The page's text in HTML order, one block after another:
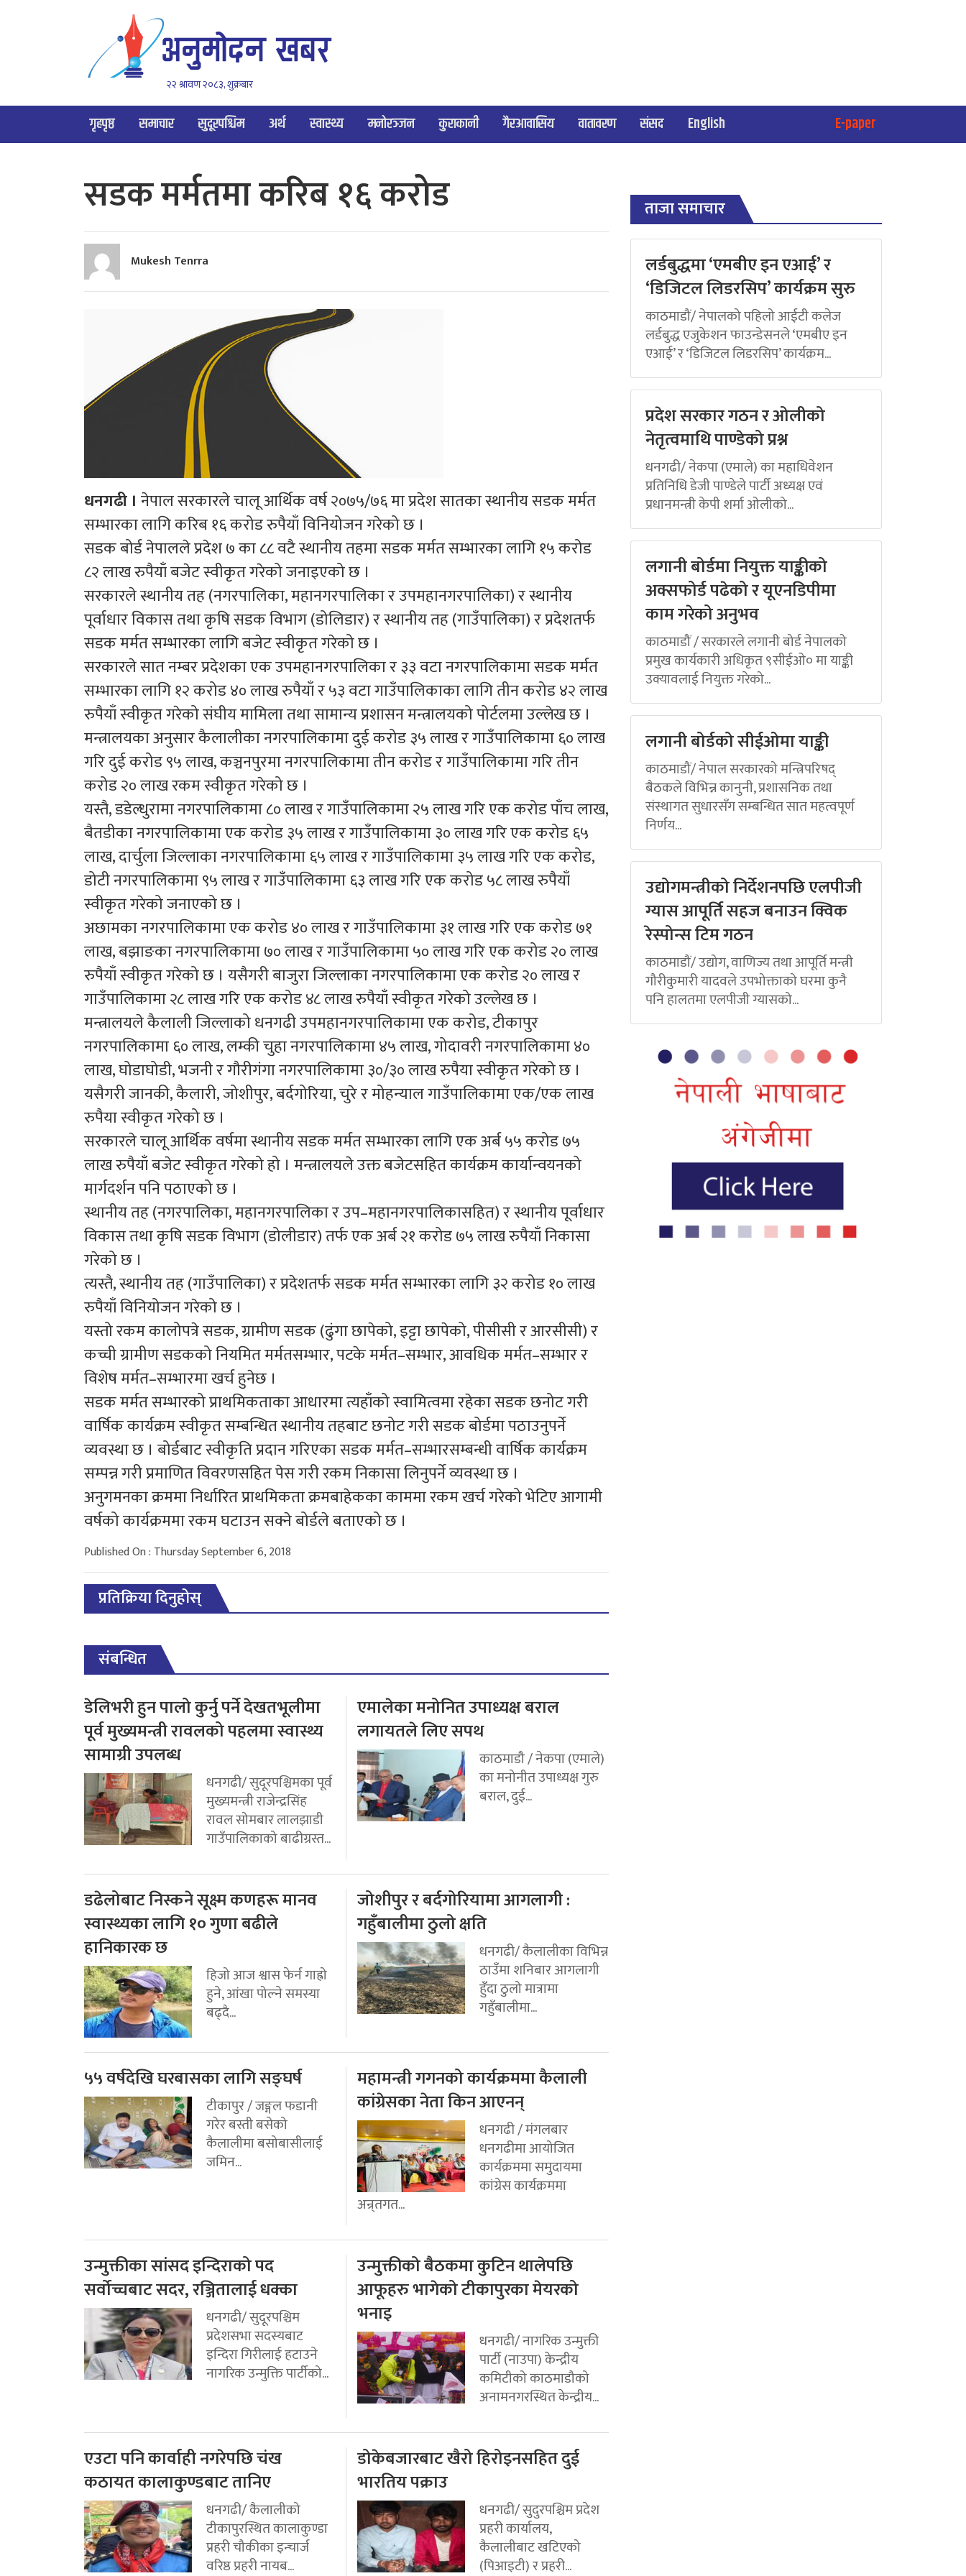
२२ श्रावण २०८३, शुक्रबार
गृहपृष्ठ समाचार सुदूरपश्चिम अर्थ स्वास्थ्य मनोरञ्जन कुराकानी गैरआवासिय वातावरण संसद English E-paper
सडक मर्मतमा करिब १६ करोड
Mukesh Tenrra
धनगढी । नेपाल सरकारले चालू आर्थिक वर्ष २०७५/७६ मा प्रदेश सातका स्थानीय सडक मर्मत
सम्भारका लागि करिब १६ करोड रुपैयाँ विनियोजन गरेको छ ।
सडक बोर्ड नेपालले प्रदेश ७ का ८८ वटै स्थानीय तहमा सडक मर्मत सम्भारका लागि १५ करोड
८२ लाख रुपैयाँ बजेट स्वीकृत गरेको जनाइएको छ ।
सरकारले स्थानीय तह (नगरपालिका, महानगरपालिका र उपमहानगरपालिका) र स्थानीय
पूर्वाधार विकास तथा कृषि सडक विभाग (डोलिडार) र स्थानीय तह (गाउँपालिका) र प्रदेशतर्फ
सडक मर्मत सम्भारका लागि बजेट स्वीकृत गरेको छ ।
सरकारले सात नम्बर प्रदेशका एक उपमहानगरपालिका र ३३ वटा नगरपालिकामा सडक मर्मत
सम्भारका लागि १२ करोड ४० लाख रुपैयाँ र ५३ वटा गाउँपालिकाका लागि तीन करोड ४२ लाख
रुपैयाँ स्वीकृत गरेको संघीय मामिला तथा सामान्य प्रशासन मन्त्रालयको पोर्टलमा उल्लेख छ ।
मन्त्रालयका अनुसार कैलालीका नगरपालिकामा दुई करोड ३५ लाख र गाउँपालिकामा ६० लाख
गरि दुई करोड ९५ लाख, कञ्चनपुरमा नगरपालिकामा तीन करोड र गाउँपालिकामा गरि तीन
करोड २० लाख रकम स्वीकृत गरेको छ ।
यस्तै, डडेल्धुरामा नगरपालिकामा ८० लाख र गाउँपालिकामा २५ लाख गरि एक करोड पाँच लाख,
बैतडीका नगरपालिकामा एक करोड ३५ लाख र गाउँपालिकामा ३० लाख गरि एक करोड ६५
लाख, दार्चुला जिल्लाका नगरपालिकामा ६५ लाख र गाउँपालिकामा ३५ लाख गरि एक करोड,
डोटी नगरपालिकामा ९५ लाख र गाउँपालिकामा ६३ लाख गरि एक करोड ५८ लाख रुपैयाँ
स्वीकृत गरेको जनाएको छ ।
अछामका नगरपालिकामा एक करोड ४० लाख र गाउँपालिकामा ३१ लाख गरि एक करोड ७१
लाख, बझाङका नगरपालिकामा ७० लाख र गाउँपालिकामा ५० लाख गरि एक करोड २० लाख
रुपैयाँ स्वीकृत गरेको छ । यसैगरी बाजुरा जिल्लाका नगरपालिकामा एक करोड २० लाख र
गाउँपालिकामा २८ लाख गरि एक करोड ४८ लाख रुपैयाँ स्वीकृत गरेको उल्लेख छ ।
मन्त्रालयले कैलाली जिल्लाको धनगढी उपमहानगरपालिकामा एक करोड, टीकापुर
नगरपालिकामा ६० लाख, लम्की चुहा नगरपालिकामा ४५ लाख, गोदावरी नगरपालिकामा ४०
लाख, घोडाघोडी, भजनी र गौरीगंगा नगरपालिकामा ३०/३० लाख रुपैया स्वीकृत गरेको छ ।
यसैगरी जानकी, कैलारी, जोशीपुर, बर्दगोरिया, चुरे र मोहन्याल गाउँपालिकामा एक/एक लाख
रुपैया स्वीकृत गरेको छ ।
सरकारले चालू आर्थिक वर्षमा स्थानीय सडक मर्मत सम्भारका लागि एक अर्ब ५५ करोड ७५
लाख रुपैयाँ बजेट स्वीकृत गरेको हो । मन्त्रालयले उक्त बजेटसहित कार्यक्रम कार्यान्वयनको
मार्गदर्शन पनि पठाएको छ ।
स्थानीय तह (नगरपालिका, महानगरपालिका र उप–महानगरपालिकासहित) र स्थानीय पूर्वाधार
विकास तथा कृषि सडक विभाग (डोलीडार) तर्फ एक अर्ब २१ करोड ७५ लाख रुपैयाँ निकासा
गरेको छ ।
त्यस्तै, स्थानीय तह (गाउँपालिका) र प्रदेशतर्फ सडक मर्मत सम्भारका लागि ३२ करोड १० लाख
रुपैयाँ विनियोजन गरेको छ ।
यस्तो रकम कालोपत्रे सडक, ग्रामीण सडक (ढुंगा छापेको, इट्टा छापेको, पीसीसी र आरसीसी) र
कच्ची ग्रामीण सडकको नियमित मर्मतसम्भार, पटके मर्मत–सम्भार, आवधिक मर्मत–सम्भार र
विशेष मर्मत–सम्भारमा खर्च हुनेछ ।
सडक मर्मत सम्भारको प्राथमिकताका आधारमा त्यहाँको स्वामित्वमा रहेका सडक छनोट गरी
वार्षिक कार्यक्रम स्वीकृत सम्बन्धित स्थानीय तहबाट छनोट गरी सडक बोर्डमा पठाउनुपर्ने
व्यवस्था छ । बोर्डबाट स्वीकृति प्रदान गरिएका सडक मर्मत–सम्भारसम्बन्धी वार्षिक कार्यक्रम
सम्पन्न गरी प्रमाणित विवरणसहित पेस गरी रकम निकासा लिनुपर्ने व्यवस्था छ ।
अनुगमनका क्रममा निर्धारित प्राथमिकता क्रमबाहेकका काममा रकम खर्च गरेको भेटिए आगामी
वर्षको कार्यक्रममा रकम घटाउन सक्ने बोर्डले बताएको छ ।
Published On : Thursday September 6, 2018
प्रतिक्रिया दिनुहोस्
संबन्धित
डेलिभरी हुन पालो कुर्नु पर्ने देखतभूलीमा
पूर्व मुख्यमन्त्री रावलको पहलमा स्वास्थ्य
सामाग्री उपलब्ध
धनगढी/ सुदूरपश्चिमका पूर्व
मुख्यमन्त्री राजेन्द्रसिंह
रावल सोमबार लालझाडी
गाउँपालिकाको बाढीग्रस्त...
एमालेका मनोनित उपाध्यक्ष बराल
लगायतले लिए सपथ
काठमाडौ / नेकपा (एमाले)
का मनोनीत उपाध्यक्ष गुरु
बराल, दुई...
डढेलोबाट निस्कने सूक्ष्म कणहरू मानव
स्वास्थ्यका लागि १० गुणा बढीले
हानिकारक छ
हिजो आज श्वास फेर्न गाह्रो
हुने, आंखा पोल्ने समस्या
बढ्दै...
जोशीपुर र बर्दगोरियामा आगलागी :
गहुँबालीमा ठुलो क्षति
धनगढी/ कैलालीका विभिन्न
ठाउँमा शनिबार आगलागी
हुँदा ठुलो मात्रामा
गहुँबालीमा...
५५ वर्षदेखि घरबासका लागि सङ्घर्ष
टीकापुर / जङ्गल फडानी
गरेर बस्ती बसेको
कैलालीमा बसोबासीलाई
जमिन...
महामन्त्री गगनको कार्यक्रममा कैलाली
कांग्रेसका नेता किन आएनन्
धनगढी / मंगलबार
धनगढीमा आयोजित
कार्यक्रममा समुदायमा
कांग्रेस कार्यक्रममा
अन्र्तगत...
उन्मुक्तीका सांसद इन्दिराको पद
सर्वोच्चबाट सदर, रञ्जितालाई धक्का
धनगढी/ सुदूरपश्चिम
प्रदेशसभा सदस्यबाट
इन्दिरा गिरीलाई हटाउने
नागरिक उन्मुक्ति पार्टीको...
उन्मुक्तीको बैठकमा कुटिन थालेपछि
आफूहरु भागेको टीकापुरका मेयरको
भनाइ
धनगढी/ नागरिक उन्मुक्ती
पार्टी (नाउपा) केन्द्रीय
कमिटीको काठमाडौको
अनामनगरस्थित केन्द्रीय...
एउटा पनि कार्वाही नगरेपछि चंख
कठायत कालाकुण्डबाट तानिए
धनगढी/ कैलालीको
टीकापुरस्थित कालाकुण्डा
प्रहरी चौकीका इन्चार्ज
वरिष्ठ प्रहरी नायब...
डोकेबजारबाट खैरो हिरोइनसहित दुई
भारतिय पक्राउ
धनगढी/ सुदुरपश्चिम प्रदेश
प्रहरी कार्यालय,
कैलालीबाट खटिएको
(पिआइटी) र प्रहरी...
ताजा समाचार
लर्डबुद्धमा ‘एमबीए इन एआई’ र
‘डिजिटल लिडरसिप’ कार्यक्रम सुरु
काठमाडौं/ नेपालको पहिलो आईटी कलेज
लर्डबुद्ध एजुकेशन फाउन्डेसनले ‘एमबीए इन
एआई’ र ‘डिजिटल लिडरसिप’ कार्यक्रम...
प्रदेश सरकार गठन र ओलीको
नेतृत्वमाथि पाण्डेको प्रश्न
धनगढी/ नेकपा (एमाले) का महाधिवेशन
प्रतिनिधि डेजी पाण्डेले पार्टी अध्यक्ष एवं
प्रधानमन्त्री केपी शर्मा ओलीको...
लगानी बोर्डमा नियुक्त याङ्कीको
अक्सफोर्ड पढेको र यूएनडिपीमा
काम गरेको अनुभव
काठमाडौं / सरकारले लगानी बोर्ड नेपालको
प्रमुख कार्यकारी अधिकृत ९सीईओ० मा याङ्की
उक्यावलाई नियुक्त गरेको...
लगानी बोर्डको सीईओमा याङ्की
काठमाडौं/ नेपाल सरकारको मन्त्रिपरिषद्
बैठकले विभिन्न कानुनी, प्रशासनिक तथा
संस्थागत सुधारसँग सम्बन्धित सात महत्वपूर्ण
निर्णय...
उद्योगमन्त्रीको निर्देशनपछि एलपीजी
ग्यास आपूर्ति सहज बनाउन क्विक
रेस्पोन्स टिम गठन
काठमाडौं/ उद्योग, वाणिज्य तथा आपूर्ति मन्त्री
गौरीकुमारी यादवले उपभोक्ताको घरमा कुनै
पनि हालतमा एलपीजी ग्यासको...